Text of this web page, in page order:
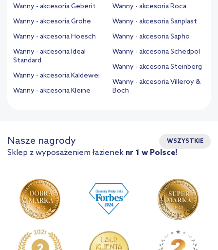
Wanny - akcesoria Geberit
Wanny - akcesoria Grohe
Wanny - akcesoria Hoesch
Wanny - akcesoria Ideal
Standard
Wanny - akcesoria Kaldewei
Wanny - akcesoria Kleine
Wanny - akcesoria Roca
Wanny - akcesoria Sanplast
Wanny - akcesoria Sapho
Wanny - akcesoria Schedpol
Wanny - akcesoria Steinberg
Wanny - akcesoria Villeroy &
Boch
Nasze nagrody WSZYSTKIE
Sklep z wyposażeniem łazienek nr 1 w Polsce!